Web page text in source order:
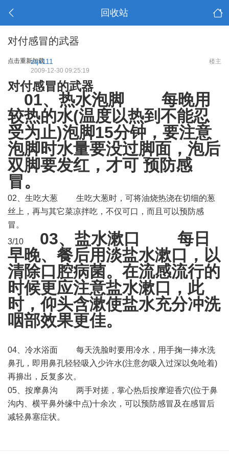
回收站
对付感冒的武器
点击重新加载 楼主
zqx111
2009-12-30 09:25:19
对付感冒的武器
01、热水泡脚 每晚用
较热的水(温度以热到不能忍
受为止)泡脚15分钟，要注意
泡脚时水量要没过脚面，泡后
双脚要发红，才可 预防感
冒。
02、生吃大葱 生吃大葱时，可将油烧热浇在切细的葱
丝上，再与其它菜凉拌吃，不仅可口，而且可以预防感
冒。
3/10
03、盐水漱口 每日
早晚、餐后用淡盐水漱口，以
清除口腔病菌。在流感流行的
时候更应注意盐水漱口，此
时，仰头含漱使盐水充分冲洗
咽部效果更佳。
04、冷水浴面 每天洗脸时要用冷水，用手掬一捧水洗
鼻孔，即用鼻孔轻轻吸入少许水(注意勿吸入过深以免呛着)
再擤出，反复多次。
05、按摩鼻沟 两手对搓，掌心热后按摩迎香穴(位于鼻
沟内、横平鼻外缘中点)十余次，可以预防感冒及在感冒后
减轻鼻塞症状。